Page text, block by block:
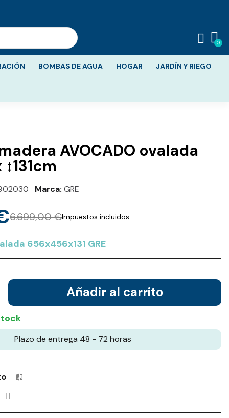
BOMBAS DE AGUA HOGAR JARDÍN Y RIEGO
AVOCADO ovalada
Marca GRE
6.699,00 €Impuestos incluidos
656x456x131 GRE
Añadir al carrito
Plazo de entrega 48 - 72 horas
Productos incluidos en tu lista de comparación: 0 / 4